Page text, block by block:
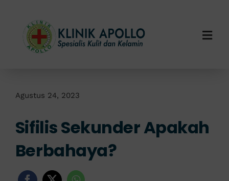
content
Layanan Kami
Info Klinik
Agustus 24, 2023
Sifilis Sekunder Apakah
Berbahaya?